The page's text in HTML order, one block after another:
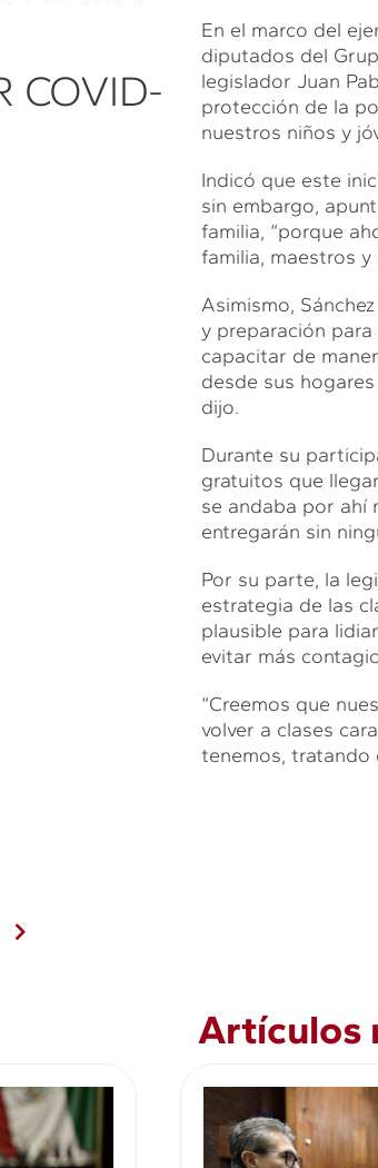
COVID-
En el marco del
diputados del
legislador Juan
protección de la
nuestros niños y
Indicó que este
sin embargo,
familia, “porque
familia, maestros
Asimismo,
y preparación
capacitar de
desde sus
dijo.
Durante su
gratuitos que
se andaba por ahí
entregarán sin
Por su parte, la
estrategia de las
plausible para
evitar más
“Creemos que
volver a clases
tenemos, tratando
Artículos